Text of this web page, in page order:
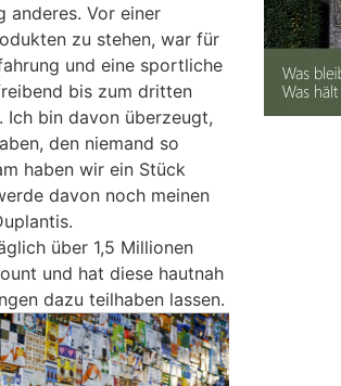
anderes. Vor einer
zu stehen, war für
und eine sportliche
bis zum dritten
Ich bin davon überzeugt,
den niemand so
haben wir ein Stück
davon noch meinen
über 1,5 Millionen
und hat diese hautnah
dazu teilhaben lassen.